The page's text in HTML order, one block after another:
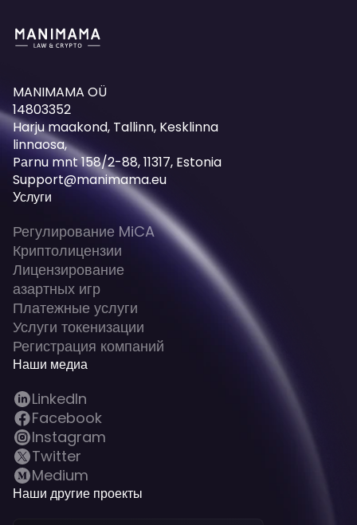
MANIMAMA OÜ
14803352
Harju maakond, Tallinn, Kesklinna
linnaosa,
Pаrnu mnt 158/2-88, 11317, Estonia
Support@manimama.eu
Услуги
Регулирование MiCA
Криптолицензии
Лицензирование
азартных игр
Платежные услуги
Услуги токенизации
Регистрация компаний
Наши медиа
LinkedIn
Facebook
Instagram
Twitter
Medium
Наши другие проекты